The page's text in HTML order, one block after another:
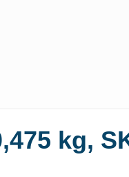
kg,